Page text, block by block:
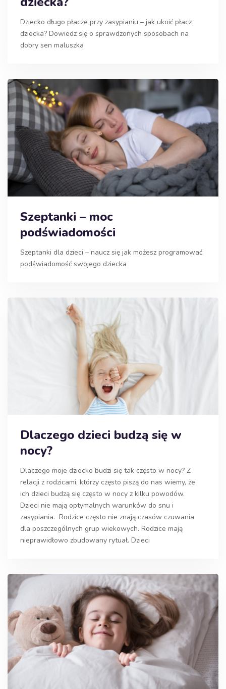
Dziecko długo płacze przy zasypianiu – jak ukoić płacz
dziecka? Dowiedz się o sprawdzonych sposobach na
dobry sen maluszka
Szeptanki – moc
podświadomości
Szeptanki dla dzieci – naucz się jak możesz programować
podświadomość swojego dziecka
Dlaczego dzieci budzą się w
nocy?
Dlaczego moje dziecko budzi się tak często w nocy? Z
relacji z rodzicami, którzy często piszą do nas wiemy, że
ich dzieci budzą się często w nocy z kilku powodów.
Dzieci nie mają optymalnych warunków do snu i
zasypiania. Rodzice często nie znają czasów czuwania
dla poszczególnych grup wiekowych. Rodzice mają
nieprawidłowo zbudowany rytuał. Dzieci